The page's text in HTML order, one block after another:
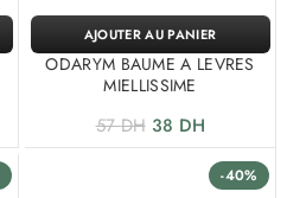
ODARYM BAUME A LEVRES
MIELLISSIME
57DH 38 DH
AJOUTER AU PANIER
-40%